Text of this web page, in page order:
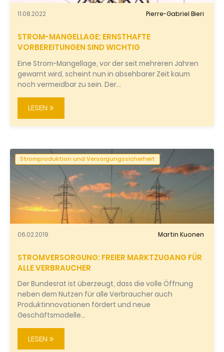
11.08.2022 Pierre-Gabriel Bieri
STROM-MANGELLAGE: ERNSTHAFTE
VORBEREITUNGEN SIND WICHTIG
Eine Strom-Mangellage, vor der seit mehreren Jahren
gewarnt wird, scheint nun in absehbarer Zeit kaum
noch vermeidbar zu sein. Der…
LESEN
Stromproduktion und Versorgungssicherheit
06.02.2019 Martin Kuonen
STROMVERSORGUNG: FREIER MARKTZUGANG FÜR
ALLE VERBRAUCHER
Der Bundesrat ist überzeugt, dass die volle Öffnung
neben dem Nutzen für alle Verbraucher auch
Produktinnovationen fördert und neue
Geschäftsmodelle…
LESEN